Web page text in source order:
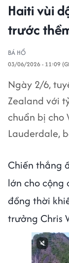
Haiti vùi
trước
BÁ HỔ
03/06/2026 - 11:09
Ngày 2/6,
Zealand với
chuẩn bị cho
Lauderdale,
Chiến thắng
lớn cho cộng
đồng thời
trưởng Chris